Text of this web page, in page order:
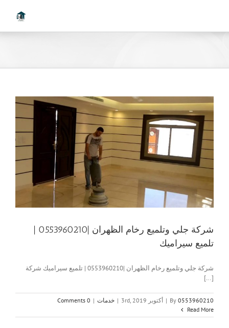
شركة جلي وتلميع رخام الظهران |0553960210 |
تلميع سيراميك
شركة جلي وتلميع رخام الظهران |0553960210 | تلميع سيراميك شركة
[...]
By 0553960210
| أكتوبر 3rd, 2019 | خدمات |
0 Comments
Read More